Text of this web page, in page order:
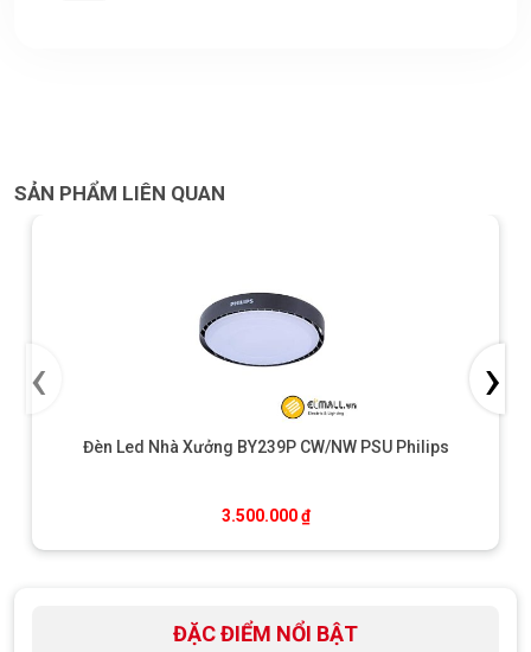
SẢN PHẨM LIÊN QUAN
Đèn Led Nhà Xưởng BY239P CW/NW PSU Philips
3.500.000₫
‹ ›
ĐẶC ĐIỂM NỔI BẬT